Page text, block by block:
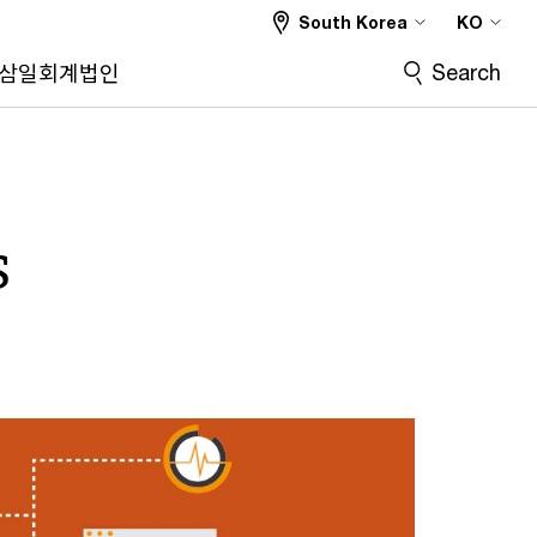
일회계법인
South Korea KO
Search